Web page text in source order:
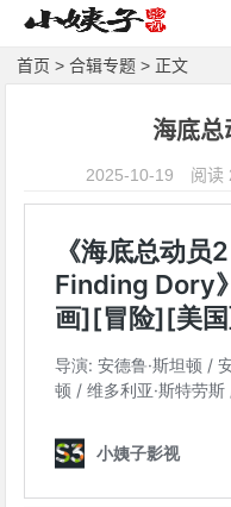
首页 >合辑专题 > 正文
海底总
2025-10-19 阅读